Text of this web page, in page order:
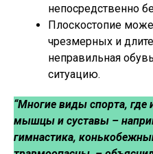
непосредственно
Плоскостопие
чрезмерных и
неправильная
ситуацию.
“Многие виды спорта, где
мышцы и суставы –
гимнастика,